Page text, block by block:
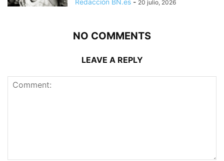
Redacción BN.es - 20 julio, 2026
NO COMMENTS
LEAVE A REPLY